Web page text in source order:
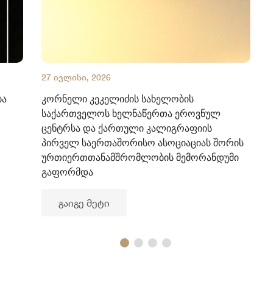
27 ივლისი, 2026
კორნელი კეკელიძის სახელობის
საქართველოს ხელნაწერთა ეროვნულ
ცენტრსა და ქართული კალიგრაფიის
პირველ საერთაშორისო ასოციაციას შორის
ურთიერთთანამშრომლობის მემორანდუმი
გაფორმდა
გაიგე მეტი